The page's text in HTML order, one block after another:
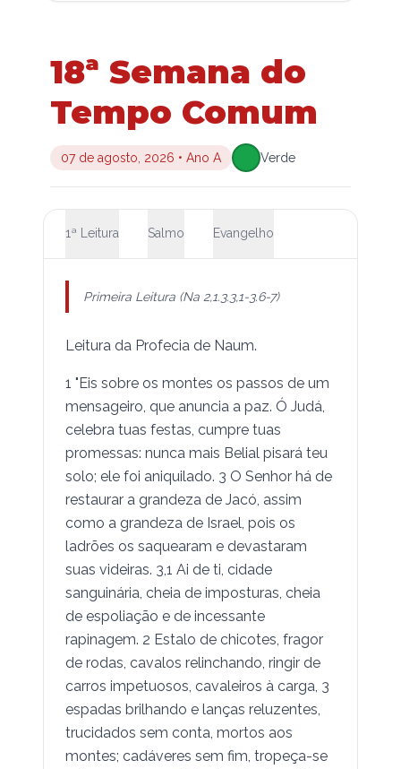
18ª Semana do
Tempo Comum
07 de agosto, 2026 • Ano A Verde
1ª Leitura Salmo Evangelho
Primeira Leitura (Na 2,1.3.3,1-3.6-7)
Leitura da Profecia de Naum.
1 "Eis sobre os montes os passos de um
mensageiro, que anuncia a paz. Ó Judá,
celebra tuas festas, cumpre tuas
promessas: nunca mais Belial pisará teu
solo; ele foi aniquilado. 3 O Senhor há de
restaurar a grandeza de Jacó, assim
como a grandeza de Israel, pois os
ladrões os saquearam e devastaram
suas videiras. 3,1 Ai de ti, cidade
sanguinária, cheia de imposturas, cheia
de espoliação e de incessante
rapinagem. 2 Estalo de chicotes, fragor
de rodas, cavalos relinchando, ringir de
carros impetuosos, cavaleiros à carga, 3
espadas brilhando e lanças reluzentes,
trucidados sem conta, mortos aos
montes; cadáveres sem fim, tropeça-se